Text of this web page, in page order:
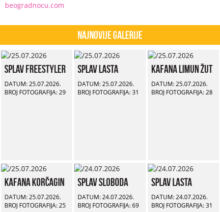
beogradnocu.com
Najnovije Galerije
Splav Freestyler
DATUM: 25.07.2026.
BROJ FOTOGRAFIJA: 29
Splav Lasta
DATUM: 25.07.2026.
BROJ FOTOGRAFIJA: 31
Kafana Limun Žut
DATUM: 25.07.2026.
BROJ FOTOGRAFIJA: 28
Kafana Korčagin
DATUM: 25.07.2026.
BROJ FOTOGRAFIJA: 25
Splav Sloboda
DATUM: 24.07.2026.
BROJ FOTOGRAFIJA: 69
Splav Lasta
DATUM: 24.07.2026.
BROJ FOTOGRAFIJA: 31